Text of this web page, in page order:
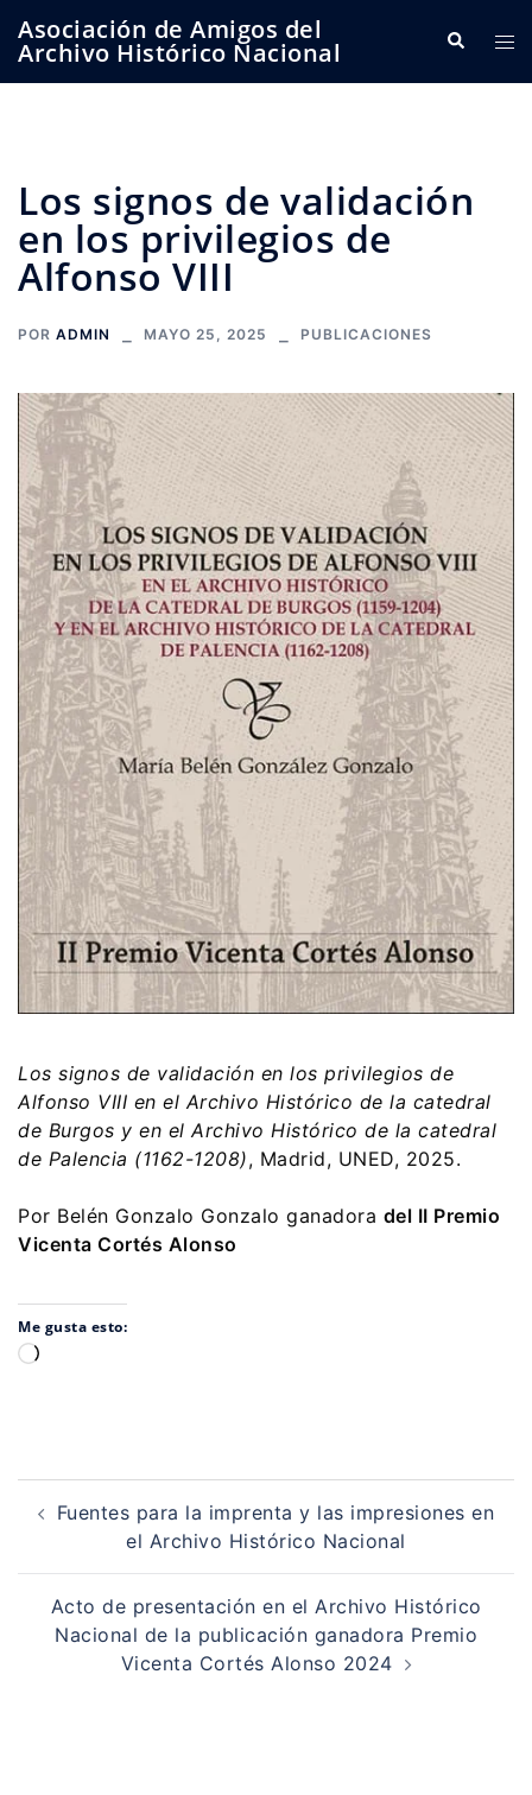
Asociación de Amigos del
Archivo Histórico Nacional Buscar
Los signos de validación
en los privilegios de
Alfonso VIII
POR ADMIN MAYO 25, 2025 PUBLICACIONES
Los signos de validación en los privilegios de
Alfonso VIII en el Archivo Histórico de la catedral
de Burgos y en el Archivo Histórico de la catedral
de Palencia (1162-1208), Madrid, UNED, 2025.
Por Belén Gonzalo Gonzalo ganadora del II Premio
Vicenta Cortés Alonso
Me gusta esto:
Cargando...
Navegación
de
entradas
Fuentes para la imprenta y las impresiones en
el Archivo Histórico Nacional
Acto de presentación en el Archivo Histórico
Nacional de la publicación ganadora Premio
Vicenta Cortés Alonso 2024